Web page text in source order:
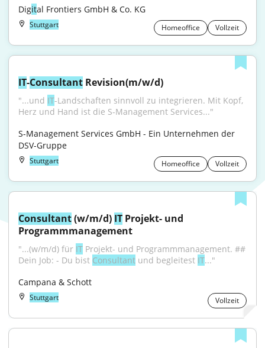
Digital Frontiers GmbH & Co. KG
Stuttgart Homeoffice Vollzeit
IT-Consultant Revision(m/w/d)
"...und IT-Landschaften sinnvoll zu integrieren. Mit Kopf,
Herz und Hand ist die S-Management Services..."
S-Management Services GmbH - Ein Unternehmen der
DSV-Gruppe
Stuttgart Homeoffice Vollzeit
Consultant (w/m/d) IT Projekt- und
Programmmanagement
"...(w/m/d) für IT Projekt- und Programmmanagement. ##
Dein Job: - Du bist Consultant und begleitest IT..."
Campana & Schott
Stuttgart Vollzeit